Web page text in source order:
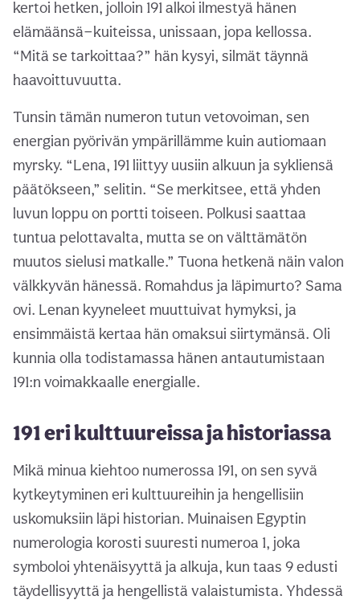
kertoi hetken, jolloin 191 alkoi ilmestyä hänen
elämäänsä—kuiteissa, unissaan, jopa kellossa.
“Mitä se tarkoittaa?” hän kysyi, silmät täynnä
haavoittuvuutta.
Tunsin tämän numeron tutun vetovoiman, sen
energian pyörivän ympärillämme kuin autiomaan
myrsky. “Lena, 191 liittyy uusiin alkuun ja sykliensä
päätökseen,” selitin. “Se merkitsee, että yhden
luvun loppu on portti toiseen. Polkusi saattaa
tuntua pelottavalta, mutta se on välttämätön
muutos sielusi matkalle.” Tuona hetkenä näin valon
välkkyvän hänessä. Romahdus ja läpimurto? Sama
ovi. Lenan kyyneleet muuttuivat hymyksi, ja
ensimmäistä kertaa hän omaksui siirtymänsä. Oli
kunnia olla todistamassa hänen antautumistaan
191:n voimakkaalle energialle.
191 eri kulttuureissa ja historiassa
Mikä minua kiehtoo numerossa 191, on sen syvä
kytkeytyminen eri kulttuureihin ja hengellisiin
uskomuksiin läpi historian. Muinaisen Egyptin
numerologia korosti suuresti numeroa 1, joka
symboloi yhtenäisyyttä ja alkuja, kun taas 9 edusti
täydellisyyttä ja hengellistä valaistumista. Yhdessä